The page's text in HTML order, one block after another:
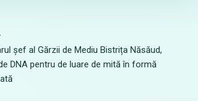
șef al Gărzii de Mediu Bistrița Năsăud,
DNA pentru de luare de mită în formă